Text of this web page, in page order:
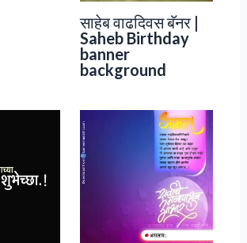
साहेब वाढदिवस बॅनर |
Saheb Birthday
banner
background